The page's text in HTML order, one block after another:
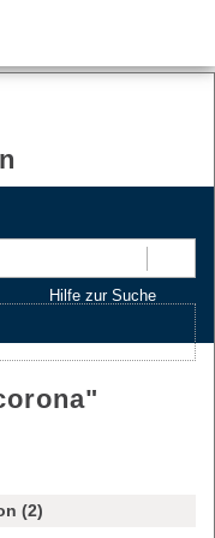
Hilfe zur Suche
"
(2)